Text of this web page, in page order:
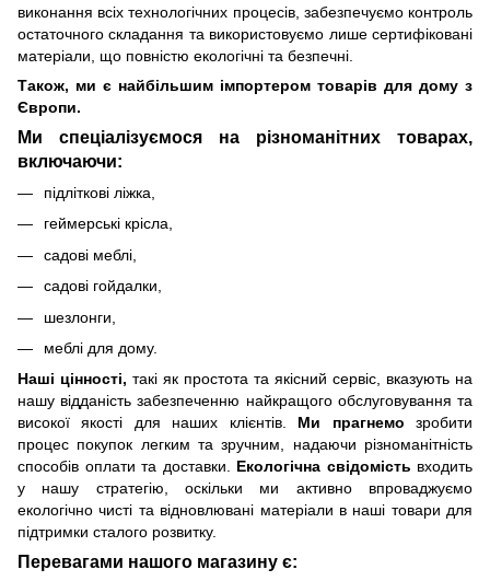
виконання всіх технологічних процесів, забезпечуємо контроль
остаточного складання та використовуємо лише сертифіковані
матеріали, що повністю екологічні та безпечні.
Також, ми є найбільшим імпортером товарів для дому з
Європи.
Ми спеціалізуємося на різноманітних товарах,
включаючи:
підліткові ліжка,
геймерські крісла,
садові меблі,
садові гойдалки,
шезлонги,
меблі для дому.
Наші цінності, такі як простота та якісний сервіс, вказують на
нашу відданість забезпеченню найкращого обслуговування та
високої якості для наших клієнтів. Ми прагнемо зробити
процес покупок легким та зручним, надаючи різноманітність
способів оплати та доставки. Екологічна свідомість входить
у нашу стратегію, оскільки ми активно впроваджуємо
екологічно чисті та відновлювані матеріали в наші товари для
підтримки сталого розвитку.
Перевагами нашого магазину є: